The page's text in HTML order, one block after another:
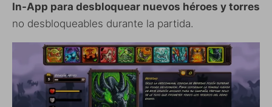
In-App para desbloquear nuevos héroes y torres
no desbloqueables durante la partida.